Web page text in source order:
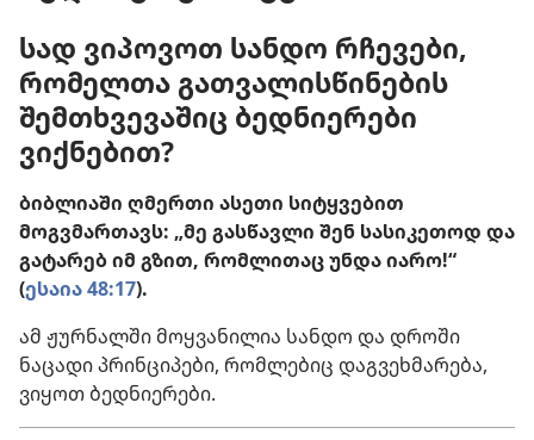
სად ვიპოვოთ სანდო რჩევები,
რომელთა გათვალისწინების
შემთხვევაშიც ბედნიერები
ვიქნებით?
ბიბლიაში ღმერთი ასეთი სიტყვებით
მოგვმართავს: „მე გასწავლი შენ სასიკეთოდ და
გატარებ იმ გზით, რომლითაც უნდა იარო!“
(ესაია 48:17).
ამ ჟურნალში მოყვანილია სანდო და დროში
ნაცადი პრინციპები, რომლებიც დაგვეხმარება,
ვიყოთ ბედნიერები.